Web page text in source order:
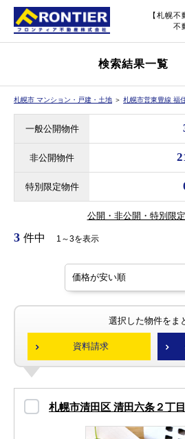
【札幌不
不
検索結果一覧
札幌市 マンション・戸建・土地 ＞ 札幌市営東豊線 福
一般公開物件
非公開物件
特別限定物件
公開・非公開・特別限
3 件中 1～3を表示
選択した物件をま
資料請求
札幌市清田区 清田六条２丁